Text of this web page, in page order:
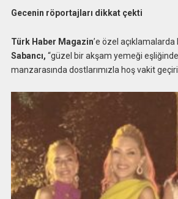
Gecenin röportajları dikkat çekti
Türk Haber Magazin’e özel açıklamalarda
Sabancı, “güzel bir akşam yemeği
manzarasında dostlarımızla hoş vakit